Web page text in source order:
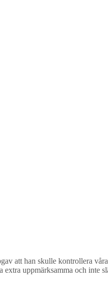
att han skulle kontrollera
extra uppmärksamma och inte